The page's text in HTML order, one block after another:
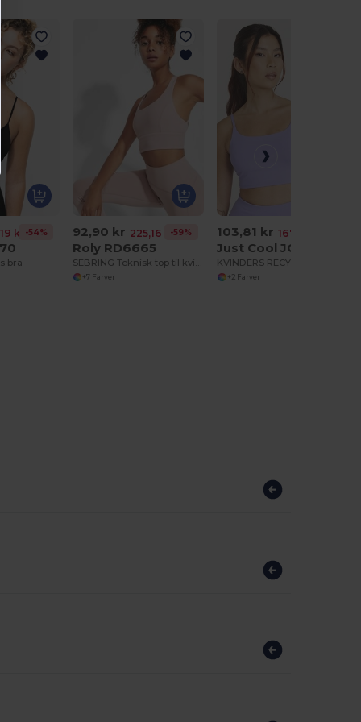
kr -54%
bra
92,90 kr 225,16 kr-59%
Roly RD6665
+7 Farver
103,81 kr 167,18 kr
Just Cool JC217
+2 Farver